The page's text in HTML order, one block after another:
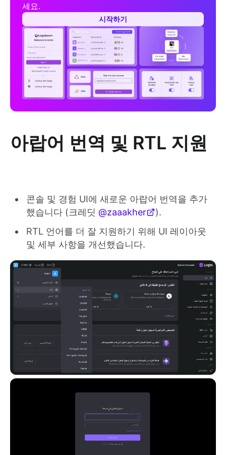
세요.
시작하기
아랍어 번역 및 RTL 지원
콘솔 및 경험 UI에 새로운 아랍어 번역을 추가
했습니다 (크레딧 @zaaakher
).
RTL 언어를 더 잘 지원하기 위해 UI 레이아웃
및 세부 사항을 개선했습니다.